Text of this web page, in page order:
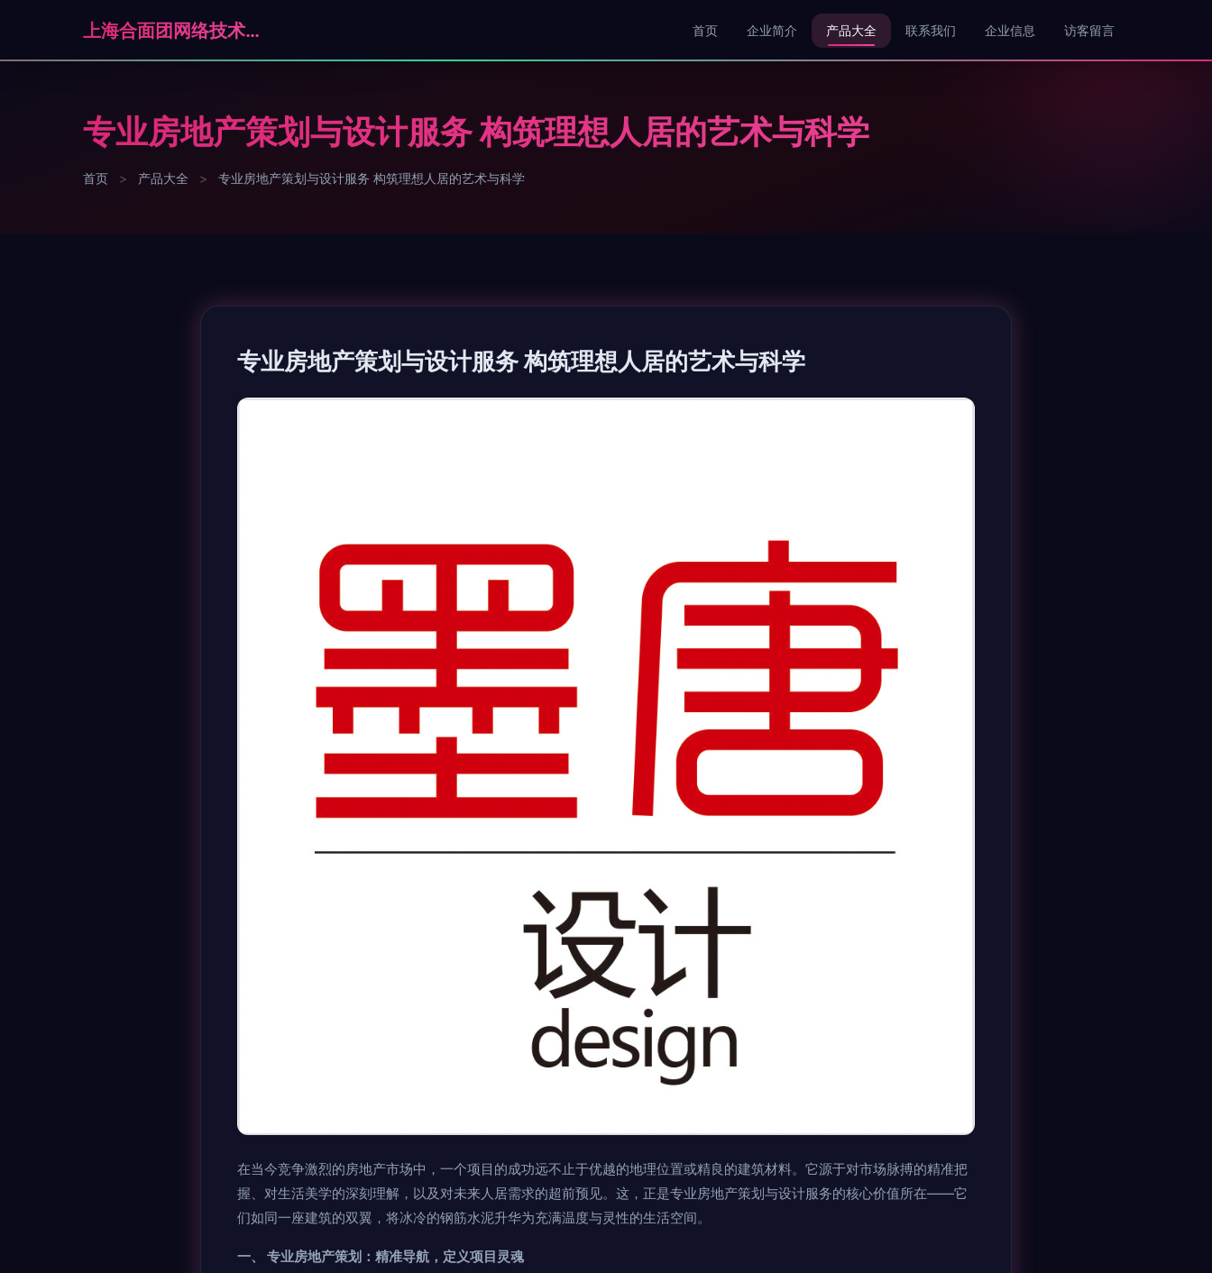
上海合面团网络技术有限公司 首页 企业简介 产品大全 联系我们 企业信息 访客留言
专业房地产策划与设计服务 构筑理想人居的艺术与科学
首页 > 产品大全 > 专业房地产策划与设计服务 构筑理想人居的艺术与科学
专业房地产策划与设计服务 构筑理想人居的艺术与科学
在当今竞争激烈的房地产市场中，一个项目的成功远不止于优越的地理位置或精良的建筑材料。它源于对市场脉搏的精准把
握、对生活美学的深刻理解，以及对未来人居需求的超前预见。这，正是专业房地产策划与设计服务的核心价值所在——它
们如同一座建筑的双翼，将冰冷的钢筋水泥升华为充满温度与灵性的生活空间。
一、 专业房地产策划：精准导航，定义项目灵魂